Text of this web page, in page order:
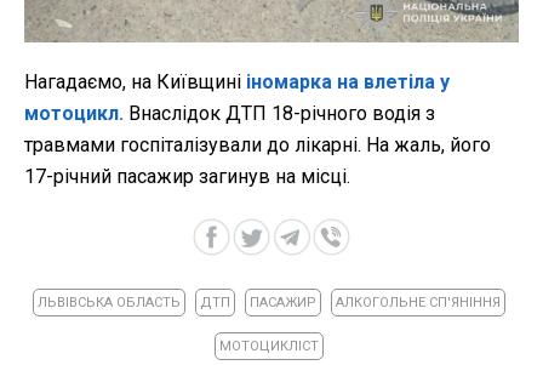
Нагадаємо, на Київщині іномарка на влетіла у
мотоцикл. Внаслідок ДТП 18-річного водія з
травмами госпіталізували до лікарні. На жаль, його
17-річний пасажир загинув на місці.
ЛЬВІВСЬКА ОБЛАСТЬ ДТП ПАСАЖИР АЛКОГОЛЬНЕ СП'ЯНІННЯ
МОТОЦИКЛІСТ